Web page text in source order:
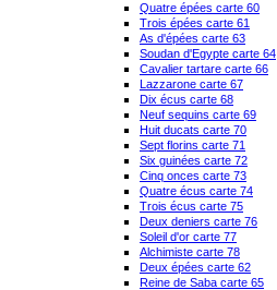
Quatre épées carte 60
Trois épées carte 61
As d'épées carte 63
Soudan d'Egypte carte 64
Cavalier tartare carte 66
Lazzarone carte 67
Dix écus carte 68
Neuf sequins carte 69
Huit ducats carte 70
Sept florins carte 71
Six guinées carte 72
Cinq onces carte 73
Quatre écus carte 74
Trois écus carte 75
Deux deniers carte 76
Soleil d'or carte 77
Alchimiste carte 78
Deux épées carte 62
Reine de Saba carte 65